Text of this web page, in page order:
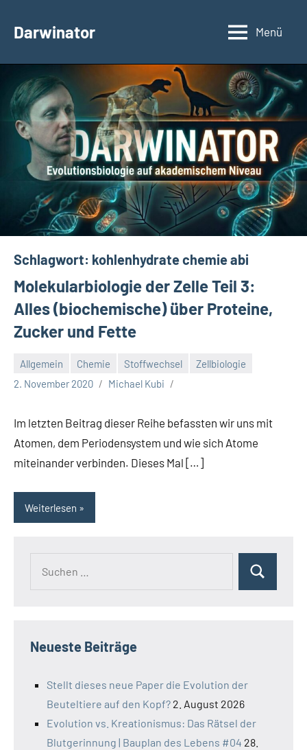
InhaltDarwinator
Evolutionsbiologie
Menü
Schlagwort: kohlenhydrate chemie abi
Molekularbiologie der Zelle Teil 3:
Alles (biochemische) über Proteine,
Zucker und Fette
Allgemein Chemie Stoffwechsel
Zellbiologie
2. November 2020
Michael Kubi
Im letzten Beitrag dieser Reihe befassten wir uns mit
Atomen, dem Periodensystem und wie sich Atome
miteinander verbinden. Dieses Mal […]
Weiterlesen
Suchen
Neueste Beiträge
Stellt dieses neue Paper die Evolution der
Beuteltiere auf den Kopf? 2. August 2026
Evolution vs. Kreationismus: Das Rätsel der
Blutgerinnung | Bauplan des Lebens #04 28.